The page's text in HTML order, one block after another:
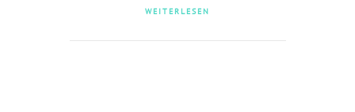
WEITERLESEN